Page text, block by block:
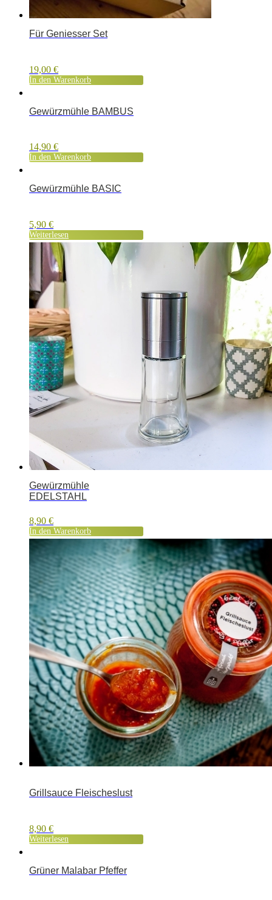
Für Geniesser Set
19,00 €
In den Warenkorb
Gewürzmühle BAMBUS
14,90 €
In den Warenkorb
Gewürzmühle BASIC
5,90 €
Weiterlesen
Gewürzmühle
EDELSTAHL
8,90 €
In den Warenkorb
Grillsauce Fleischeslust
8,90 €
Weiterlesen
Grüner Malabar Pfeffer